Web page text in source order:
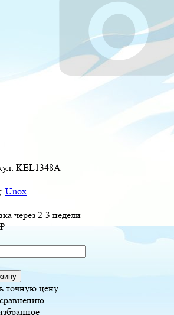
KEL1348A
Unox
через 2-3 недели
₽
точную цену